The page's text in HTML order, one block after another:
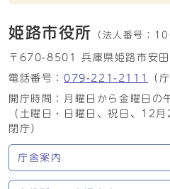
姫路市役所 （法人番号：
〒670-8501 兵庫県姫路市安田
電話番号： 079-221-2111
（
開庁時間：月曜日から金曜日の
（土曜日・日曜日、祝日、12
閉庁）
庁舎案内